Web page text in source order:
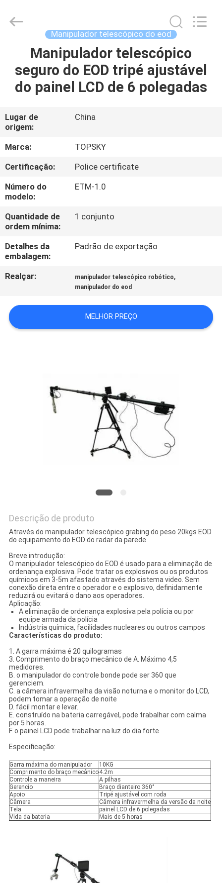
CASA
PRODUTOS
SOBRE
NÓS
EXCURSÃO
DA
FÁBRICA
CONTROLE
DA
QUALIDADE
NOS
Topsky
Century Holding Co.,Ltd.
Manipulador telescópico do eod
Manipulador telescópico
seguro do EOD tripé ajustável
do painel LCD de 6 polegadas
Lugar de
origem:
China
Marca:
TOPSKY
Certificação:
Police certificate
Número do
modelo:
ETM-1.0
Quantidade de
ordem mínima:
1 conjunto
Detalhes da
embalagem:
Padrão de exportação
Realçar: manipulador telescópico robótico,
manipulador do eod
MELHOR PREÇO
Descrição de produto
Através do manipulador telescópico grabing do peso 20kgs EOD
do equipamento do EOD do radar da parede
Breve introdução:
O manipulador telescópico do EOD é usado para a eliminação de
ordenança explosiva. Pode tratar os explosivos ou os produtos
químicos em 3-5m afastado através do sistema video. Sem
conexão direta entre o operador e o explosivo, definidamente
reduzirá ou evitará o dano aos operadores.
Aplicação:
A eliminação de ordenança explosiva pela polícia ou por
equipe armada da polícia
Indústria química, facilidades nucleares ou outros campos
Características do produto:
1. A garra máxima é 20 quilogramas
3. Comprimento do braço mecânico de A. Máximo 4,5
medidores.
B. o manipulador do controle bonde pode ser 360 que
gerenciem.
C. a câmera infravermelha da visão noturna e o monitor do LCD,
podem tomar a operação de noite
D. fácil montar e levar.
E. construído na bateria carregável, pode trabalhar com calma
por 5 horas.
F. o painel LCD pode trabalhar na luz do dia forte.
Especificação:
Garra máxima do manipulador
10KG
Comprimento do braço mecânico4.2m
Controle a maneira
A pilhas
Gerencio
Braço dianteiro 360°
Apoio
Tripé ajustável com roda
Câmera
Câmera infravermelha da versão da noite
Tela
painel LCD de 6 polegadas
Vida da bateria
Mais de 5 horas